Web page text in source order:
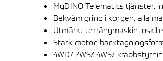
MyDINO Telematics tjänster,
Bekväm grind i korgen, alla
Utmärkt terrängmaskin:
Stark motor,
4WD/ 2WS/ 4WS/